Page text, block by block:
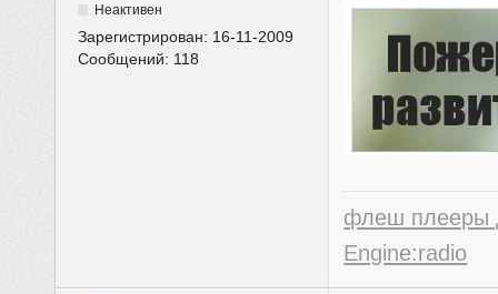
Неактивен
Зарегистрирован: 16-11-2009
Сообщений: 118
флеш плееры
Engine:radio